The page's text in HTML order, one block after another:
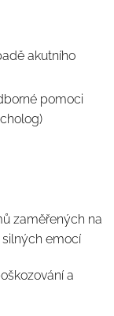
akutního
pomoci
zaměřených na
silných emocí
a